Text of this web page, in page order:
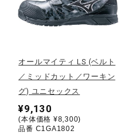
アウトドア／レイン
サポーター
オールマイティ LS (ベルト
／ミッドカット／ワーキン
グ) ユニセックス
¥9,130
(本体価格 ¥8,300)
品番 C1GA1802